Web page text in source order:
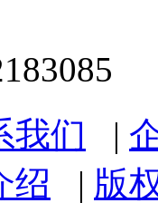
我们 |
绍 | 版